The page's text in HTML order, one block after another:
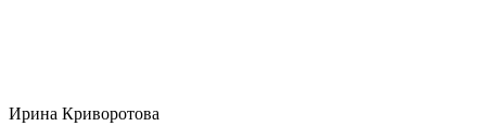
Ирина Криворотова